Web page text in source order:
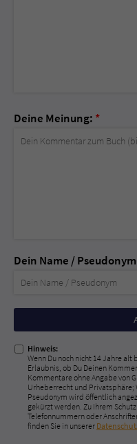
Deine Meinung: *
Dein Name /
Nicht
ausfüllen!
Hinweis:
Wenn Du noch nicht 14 Jahre
Erlaubnis, ob Du Deinen
Kommentare ohne Angabe von
Urheberrecht und
Pseudonym wird öffentlich
gekürzt werden. Zu Ihrem
Telefonnummern oder
finden Sie in unserer